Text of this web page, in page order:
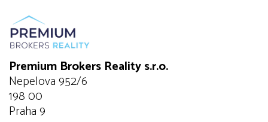
Premium Brokers Reality s.r.o.
Nepelova 952/6
198 00
Praha 9